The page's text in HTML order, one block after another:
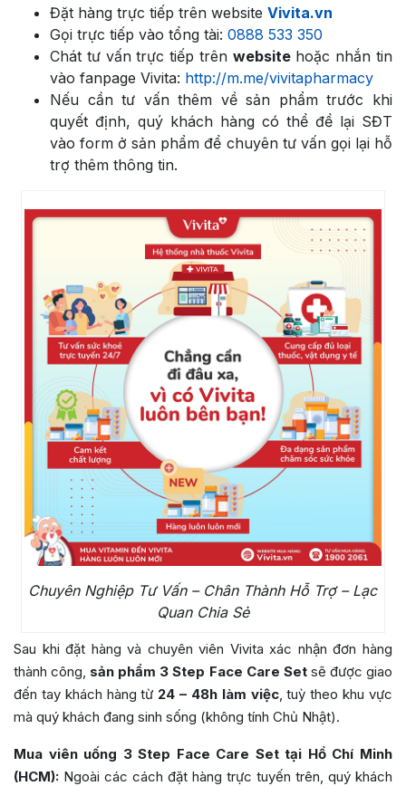
Đặt hàng trực tiếp trên website Vivita.vn
Gọi trực tiếp vào tổng tài: 0888 533 350
Chát tư vấn trực tiếp trên websitehoặc nhắn tin
vào fanpage Vivita: http://m.me/vivitapharmacy
Nếu cần tư vấn thêm về sản phẩm trước khi
quyết định, quý khách hàng có thể để lại SĐT
vào form ở sản phẩm để chuyên tư vấn gọi lại hỗ
trợ thêm thông tin.
Chuyên Nghiệp Tư Vấn – Chân Thành Hỗ Trợ – Lạc
Quan Chia Sẻ
Sau khi đặt hàng và chuyên viên Vivita xác nhận đơn hàng
thành công, sản phẩm 3 Step Face Care Setsẽ được giao
đến tay khách hàng từ 24 – 48h làm việc, tuỳ theo khu vực
mà quý khách đang sinh sống (không tính Chủ Nhật).
Mua viên uống 3 Step Face Care Set tại Hồ Chí Minh
(HCM): Ngoài các cách đặt hàng trực tuyến trên, quý khách